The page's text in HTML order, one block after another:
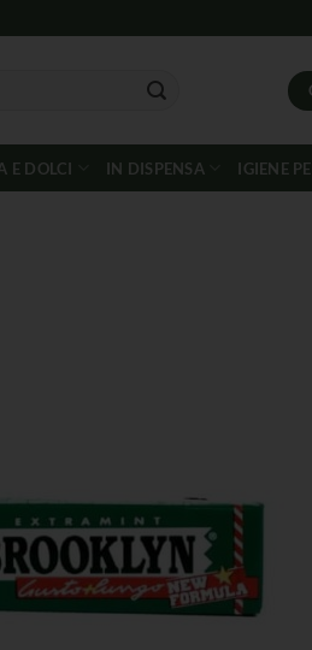
E DOLCI IN DISPENSA IGIENE